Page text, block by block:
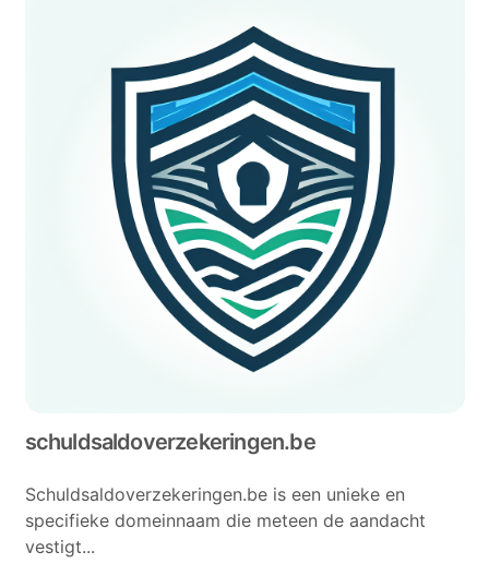
schuldsaldoverzekeringen.be
Schuldsaldoverzekeringen.be is een unieke en
specifieke domeinnaam die meteen de aandacht
vestigt...